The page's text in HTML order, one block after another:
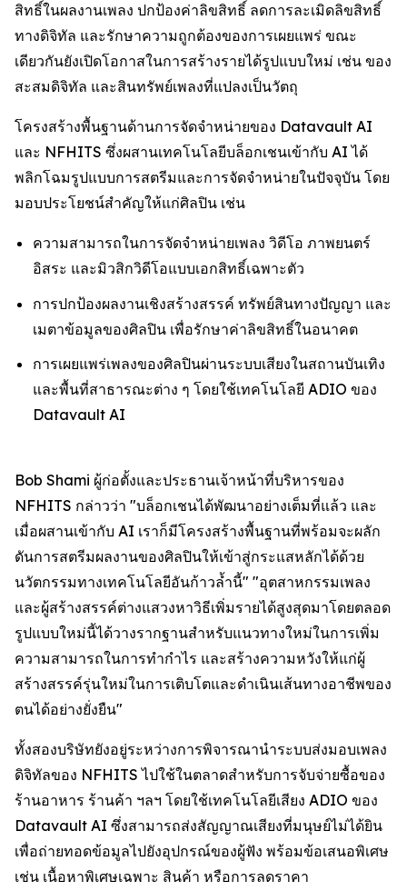
สิทธิ์ในผลงานเพลง ปกป้องค่าลิขสิทธิ์ ลดการละเมิดลิขสิทธิ์
ทางดิจิทัล และรักษาความถูกต้องของการเผยแพร่ ขณะ
เดียวกันยังเปิดโอกาสในการสร้างรายได้รูปแบบใหม่ เช่น ของ
สะสมดิจิทัล และสินทรัพย์เพลงที่แปลงเป็นวัตถุ
โครงสร้างพื้นฐานด้านการจัดจำหน่ายของ Datavault AI
และ NFHITS ซึ่งผสานเทคโนโลยีบล็อกเชนเข้ากับ AI ได้
พลิกโฉมรูปแบบการสตรีมและการจัดจำหน่ายในปัจจุบัน โดย
มอบประโยชน์สำคัญให้แก่ศิลปิน เช่น
ความสามารถในการจัดจำหน่ายเพลง วิดีโอ ภาพยนตร์
อิสระ และมิวสิกวิดีโอแบบเอกสิทธิ์เฉพาะตัว
การปกป้องผลงานเชิงสร้างสรรค์ ทรัพย์สินทางปัญญา และ
เมตาข้อมูลของศิลปิน เพื่อรักษาค่าลิขสิทธิ์ในอนาคต
การเผยแพร่เพลงของศิลปินผ่านระบบเสียงในสถานบันเทิง
และพื้นที่สาธารณะต่าง ๆ โดยใช้เทคโนโลยี ADIO ของ
Datavault AI
Bob Shami ผู้ก่อตั้งและประธานเจ้าหน้าที่บริหารของ
NFHITS กล่าวว่า "บล็อกเชนได้พัฒนาอย่างเต็มที่แล้ว และ
เมื่อผสานเข้ากับ AI เราก็มีโครงสร้างพื้นฐานที่พร้อมจะผลัก
ดันการสตรีมผลงานของศิลปินให้เข้าสู่กระแสหลักได้ด้วย
นวัตกรรมทางเทคโนโลยีอันก้าวล้ำนี้" "อุตสาหกรรมเพลง
และผู้สร้างสรรค์ต่างแสวงหาวิธีเพิ่มรายได้สูงสุดมาโดยตลอด
รูปแบบใหม่นี้ได้วางรากฐานสำหรับแนวทางใหม่ในการเพิ่ม
ความสามารถในการทำกำไร และสร้างความหวังให้แก่ผู้
สร้างสรรค์รุ่นใหม่ในการเติบโตและดำเนินเส้นทางอาชีพของ
ตนได้อย่างยั่งยืน"
ทั้งสองบริษัทยังอยู่ระหว่างการพิจารณานำระบบส่งมอบเพลง
ดิจิทัลของ NFHITS ไปใช้ในตลาดสำหรับการจับจ่ายซื้อของ
ร้านอาหาร ร้านค้า ฯลฯ โดยใช้เทคโนโลยีเสียง ADIO ของ
Datavault AI ซึ่งสามารถส่งสัญญาณเสียงที่มนุษย์ไม่ได้ยิน
เพื่อถ่ายทอดข้อมูลไปยังอุปกรณ์ของผู้ฟัง พร้อมข้อเสนอพิเศษ
เช่น เนื้อหาพิเศษเฉพาะ สินค้า หรือการลดราคา